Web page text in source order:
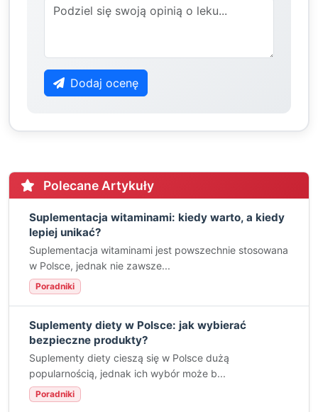
Dodaj ocenę
Polecane Artykuły
Suplementacja witaminami: kiedy warto, a kiedy
lepiej unikać?
Suplementacja witaminami jest powszechnie stosowana
w Polsce, jednak nie zawsze...
Poradniki
Suplementy diety w Polsce: jak wybierać
bezpieczne produkty?
Suplementy diety cieszą się w Polsce dużą
popularnością, jednak ich wybór może b...
Poradniki